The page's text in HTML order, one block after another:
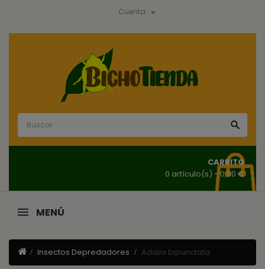
Cuenta 

CARRITO
0 artículo(s) - 0,00 €
MENÚ
Insectos Depredadores Adalia bipunctata